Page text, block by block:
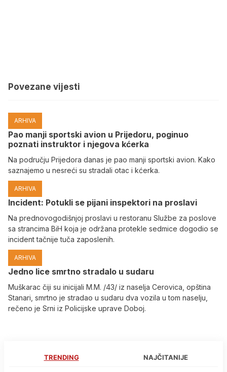
Povezane vijesti
ARHIVA
Pao manji sportski avion u Prijedoru, poginuo
poznati instruktor i njegova kćerka
Na području Prijedora danas je pao manji sportski avion. Kako
saznajemo u nesreći su stradali otac i kćerka.
ARHIVA
Incident: Potukli se pijani inspektori na proslavi
Na prednovogodišnjoj proslavi u restoranu Službe za poslove
sa strancima BiH koja je održana protekle sedmice dogodio se
incident tačnije tuča zaposlenih.
ARHIVA
Јedno lice smrtno stradalo u sudaru
Muškarac čiji su inicijali M.M. /43/ iz naselja Cerovica, opština
Stanari, smrtno je stradao u sudaru dva vozila u tom naselju,
rečeno je Srni iz Policijske uprave Doboj.
TRENDING NAJČITANIJE